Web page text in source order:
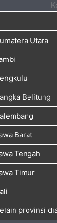
Utara
Belitung
Barat
Tengah
Timur
provinsi